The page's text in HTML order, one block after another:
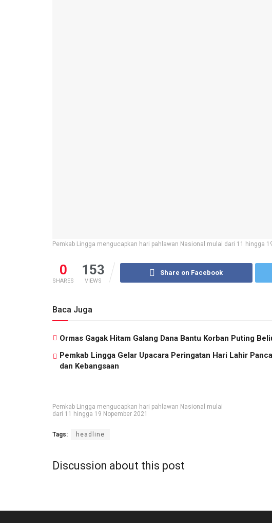
Pemkab Lingga mengucapkan hari pahlawan Nasional mulai dari 11 hingga
0
SHARES
153
VIEWS
Share on Facebook
Baca Juga
Ormas Gagak Hitam Galang Dana Bantu Korban Puting
Pemkab Lingga Gelar Upacara Peringatan Hari Lahir
dan Kebangsaan
Pemkab Lingga mengucapkan hari pahlawan Nasional mulai
dari 11 hingga 19 Nopember 2021
Tags: headline
Discussion about this post